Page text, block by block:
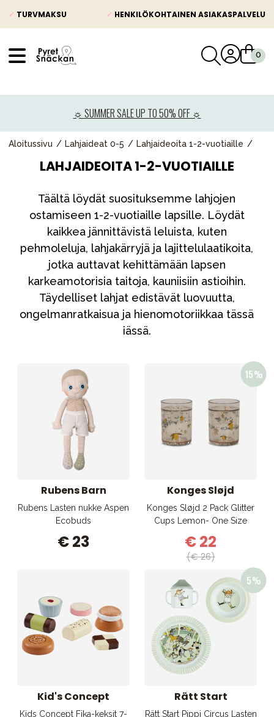
✓ TURVMAKSU ✓ HENKILÖKOHTAINEN ASIAKASPALVELU
☼ SUMMER SALE UP TO 50% OFF ☼
Aloitussivu Lahjaideat 0-5 Lahjaideoita 1-2-vuotiaille
LAHJAIDEOITA 1-2-VUOTIAILLE
Täältä löydät suosituksemme lahjojen
ostamiseen 1-2-vuotiaille lapsille. Löydät
kaikkea jännittävistä leluista, kuten
pehmoleluja, lahjakärryjä ja lajittelulaatikoita,
jotka auttavat kehittämään lapsen
karkeamotorisia taitoja, kauniisiin astioihin.
Täydelliset lahjat edistävät luovuutta,
ongelmanratkaisua ja hienomotoriikkaa tässä
iässä.
Rubens Barn
Rubens Lasten nukke Aspen
Ecobuds
€ 23
Konges Sløjd
Konges Sløjd 2 Pack Glitter
Cups Lemon- One Size
€ 22
(€ 26)
Kid's Concept
Kids Concept Fika-keksit 7-
Rätt Start
Rätt Start Pippi Circus Lasten
Lastenvaunut
Lasten turvaistuimet
Vauvan paketti
Lapsi & vauva
Lelut ja pelit
Äiti & Isä
Huonekalut & vuodevaatteet
Tarvikkeet
Varaosat
Kampanjat
Aurinko ja uinti
Myymälämme